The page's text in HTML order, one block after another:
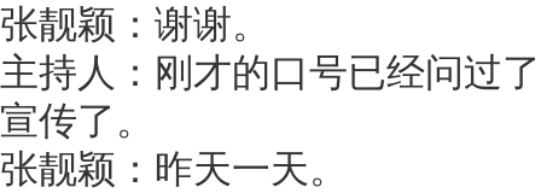
张靓颖：谢谢。
主持人：刚才的口号已经问过
宣传了。
张靓颖：昨天一天。